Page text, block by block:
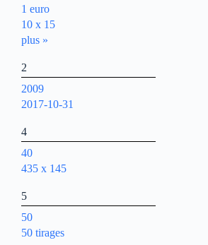
1 euro
10 x 15
plus »
2
2009
2017-10-31
4
40
435 x 145
5
50
50 tirages